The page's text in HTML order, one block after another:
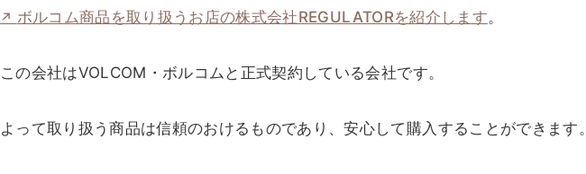
ボルコム商品を取り扱うお店の株式会社REGULATORを紹介します。
この会社はVOLCOM・ボルコムと正式契約している会社です。
よって取り扱う商品は信頼のおけるものであり、安心して購入することができます。